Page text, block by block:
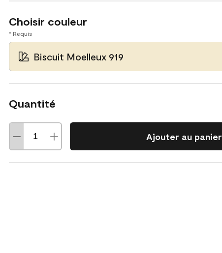
Choisir couleur
* Requis
Biscuit Moelleux 919
Quantité
Ajouter au panier